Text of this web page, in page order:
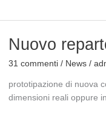
Nuovo
31 commenti / News/
prototipazione di nuova
dimensioni reali oppure
Nuovo
reparto
operativo